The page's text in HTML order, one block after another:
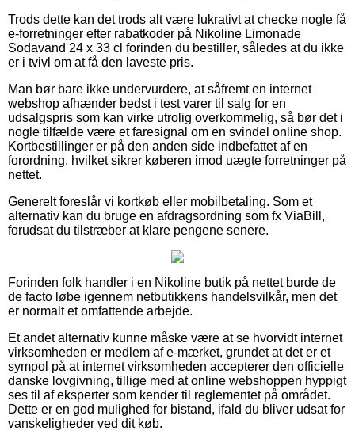
Trods dette kan det trods alt være lukrativt at checke nogle få
e-forretninger efter rabatkoder på Nikoline Limonade
Sodavand 24 x 33 cl forinden du bestiller, således at du ikke
er i tvivl om at få den laveste pris.
Man bør bare ikke undervurdere, at såfremt en internet
webshop afhænder bedst i test varer til salg for en
udsalgspris som kan virke utrolig overkommelig, så bør det i
nogle tilfælde være et faresignal om en svindel online shop.
Kortbestillinger er på den anden side indbefattet af en
forordning, hvilket sikrer køberen imod uægte forretninger på
nettet.
Generelt foreslår vi kortkøb eller mobilbetaling. Som et
alternativ kan du bruge en afdragsordning som fx ViaBill,
forudsat du tilstræber at klare pengene senere.
Forinden folk handler i en Nikoline butik på nettet burde de
de facto løbe igennem netbutikkens handelsvilkår, men det
er normalt et omfattende arbejde.
Et andet alternativ kunne måske være at se hvorvidt internet
virksomheden er medlem af e-mærket, grundet at det er et
sympol på at internet virksomheden accepterer den officielle
danske lovgivning, tillige med at online webshoppen hyppigt
ses til af eksperter som kender til reglementet på området.
Dette er en god mulighed for bistand, ifald du bliver udsat for
vanskeligheder ved dit køb.